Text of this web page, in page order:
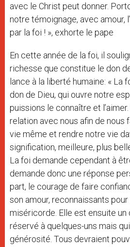
avec le Christ peut donner.
notre témoignage, avec amour,
par la foi ! », exhorte le pape
En cette année de la foi, il
richesse que constitue le don de
lance à la liberté humaine: « La
don de Dieu, qui ouvre notre
puissions le connaître et
relation avec nous afin de nous
vie même et rendre notre vie
signification, meilleure, plus
La foi demande cependant à
demande donc une réponse
part, le courage de faire
son amour, reconnaissants pour
miséricorde. Elle est ensuite un
réservé à quelques-uns mais
générosité. Tous devraient